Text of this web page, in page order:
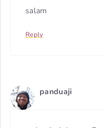
salam
Reply
panduaji